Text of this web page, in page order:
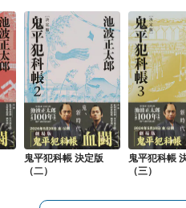
鬼平犯科帳 決定版
（二）
鬼平犯科帳
（三）